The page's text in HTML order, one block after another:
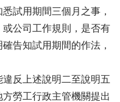
試用期間三個月之事，
公司工作規則，是否有
告知試用期間的作法，
反上述說明二至說明五
勞工行政主管機關提出